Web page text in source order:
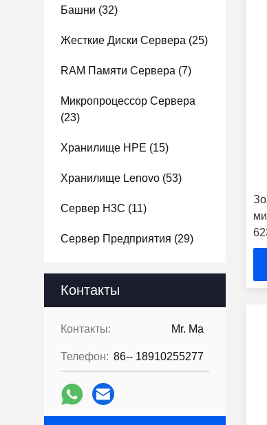
Башни (32)
Жесткие Диски Сервера (25)
RAM Памяти Сервера (7)
Микропроцессор Сервера
(23)
Хранилище HPE (15)
Хранилище Lenovo (53)
Сервер H3C (11)
Сервер Предприятия (29)
Контакты
Контакты: Mr. Ma
Телефон: 86-- 18910255277